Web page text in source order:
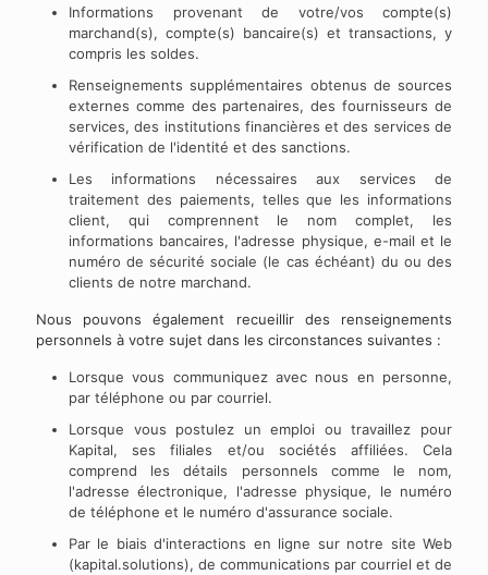
Informations provenant de votre/vos compte(s)
marchand(s), compte(s) bancaire(s) et transactions, y
compris les soldes.
Renseignements supplémentaires obtenus de sources
externes comme des partenaires, des fournisseurs de
services, des institutions financières et des services de
vérification de l'identité et des sanctions.
Les informations nécessaires aux services de
traitement des paiements, telles que les informations
client, qui comprennent le nom complet, les
informations bancaires, l'adresse physique, e-mail et le
numéro de sécurité sociale (le cas échéant) du ou des
clients de notre marchand.
Nous pouvons également recueillir des renseignements
personnels à votre sujet dans les circonstances suivantes :
Lorsque vous communiquez avec nous en personne,
par téléphone ou par courriel.
Lorsque vous postulez un emploi ou travaillez pour
Kapital, ses filiales et/ou sociétés affiliées. Cela
comprend les détails personnels comme le nom,
l'adresse électronique, l'adresse physique, le numéro
de téléphone et le numéro d'assurance sociale.
Par le biais d'interactions en ligne sur notre site Web
(kapital.solutions), de communications par courriel et de